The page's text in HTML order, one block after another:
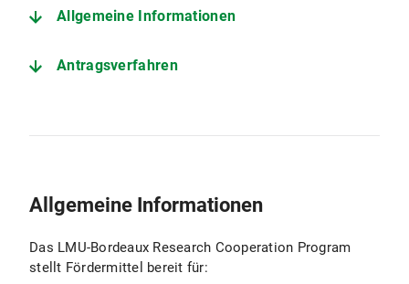
Allgemeine Informationen
Antragsverfahren
Allgemeine Informationen
Das LMU-Bordeaux Research Cooperation Program
stellt Fördermittel bereit für: